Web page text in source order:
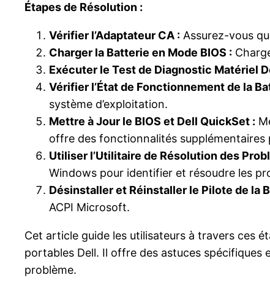
Étapes de Résolution :
Vérifier l’Adaptateur CA : Assurez-vous
Charger la Batterie en Mode BIOS :
Exécuter le Test de Diagnostic Matériel
Vérifier l’État de Fonctionnement de la
système d’exploitation.
Mettre à Jour le BIOS et Dell QuickSet :
offre des fonctionnalités supplémentaires
Utiliser l’Utilitaire de Résolution des
Windows pour identifier et résoudre les
Désinstaller et Réinstaller le Pilote de la
ACPI Microsoft.
Cet article guide les utilisateurs à travers ces
portables Dell. Il offre des astuces
problème.